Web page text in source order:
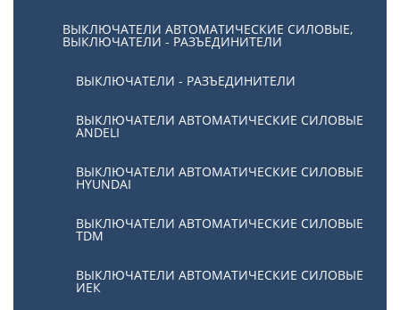
ВЫКЛЮЧАТЕЛИ АВТОМАТИЧЕСКИЕ СИЛОВЫЕ,
ВЫКЛЮЧАТЕЛИ - РАЗЪЕДИНИТЕЛИ
ВЫКЛЮЧАТЕЛИ - РАЗЪЕДИНИТЕЛИ
ВЫКЛЮЧАТЕЛИ АВТОМАТИЧЕСКИЕ СИЛОВЫЕ
ANDELI
ВЫКЛЮЧАТЕЛИ АВТОМАТИЧЕСКИЕ СИЛОВЫЕ
HYUNDAI
ВЫКЛЮЧАТЕЛИ АВТОМАТИЧЕСКИЕ СИЛОВЫЕ
TDM
ВЫКЛЮЧАТЕЛИ АВТОМАТИЧЕСКИЕ СИЛОВЫЕ
ИЕК